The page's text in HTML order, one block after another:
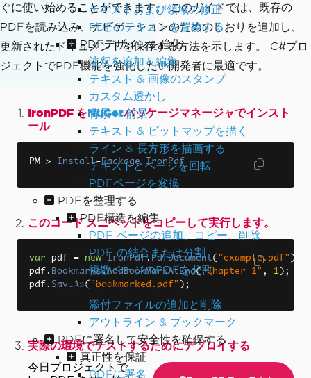
テキストおよび領域の修正
PDFのテキストを置換する
PDFデザインを強化
注釈を追加＆編集
テキスト & 画像のスタンプ
カスタム透かし
背景 & 前景
テキスト & ビットマップを描く
ライン & 長方形を描画する
テキストとページを回転
PDFページを変換
PDFを整理する
PDF構造を編集
PDF ページの追加、コピー、削除
PDF の結合または分割
複数ページのPDFを分割
補足組織
添付ファイルの追加と削除
アウトライン & ブックマーク
PDFに署名して安全性を確保する
真正性を保証
PDFに署名
ぐに使い始めることができます。 このガイドでは、既存の
PDFを読み込み、ナビゲーションのためのしおりを追加し、
更新されたドキュメントを保存する方法を示します。 C#プロ
ジェクトでPDF機能を強化したい開発者に最適です。
IronPDF をNuGetパッケージマネージャでインスト
ール
PM > Install- Package IronPdf
このコード スニペットをコピーして実行します。
var pdf = new IronPdf. PdfDocument( "example.pdf" );
pdf . Bookmarks.AddBookMarkAtEnd("Chapter 1" , 1 );
pdf . SaveAs( "bookmarked.pdf" );
実際の環境でテストするためにデプロイする
今日プロジェクトで